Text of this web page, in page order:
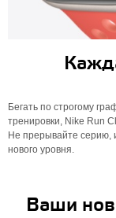
Бегать по строгому
тренировки, Nike Run
Не прерывайте серию,
нового уровня.
Ваши